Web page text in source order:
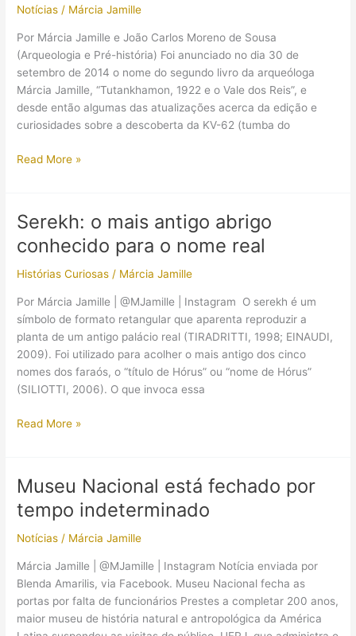
O
ocorreu
nas
últimas
horas?
Notícias / Márcia Jamille
Por Márcia Jamille e João Carlos Moreno de Sousa
(Arqueologia e Pré-história) Foi anunciado no dia 30 de
setembro de 2014 o nome do segundo livro da arqueóloga
Márcia Jamille, “Tutankhamon, 1922 e o Vale dos Reis”, e
desde então algumas das atualizações acerca da edição e
curiosidades sobre a descoberta da KV-62 (tumba do
Pedro
prólogo
do
“Tutankhamon,
1922
e
o
Vale
dos
Reis”
Read More »
Serekh: o mais antigo abrigo
conhecido para o nome real
Histórias Curiosas / Márcia Jamille
Por Márcia Jamille | @MJamille | Instagram O serekh é um
símbolo de formato retangular que aparenta reproduzir a
planta de um antigo palácio real (TIRADRITTI, 1998; EINAUDI,
2009). Foi utilizado para acolher o mais antigo dos cinco
nomes dos faraós, o “título de Hórus” ou “nome de Hórus”
(SILIOTTI, 2006). O que invoca essa
Serekh:
abrigo
conhecido
o
nome
real
Read More »
Museu Nacional está fechado por
tempo indeterminado
Notícias / Márcia Jamille
Márcia Jamille | @MJamille | Instagram Notícia enviada por
Blenda Amarilis, via Facebook. Museu Nacional fecha as
portas por falta de funcionários Prestes a completar 200 anos,
maior museu de história natural e antropológica da América